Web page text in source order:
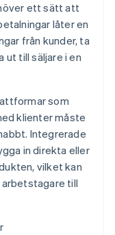
ett sätt att
låter en
från kunder, ta
till säljare i en
som
klienter måste
Integrerade
in direkta eller
vilket kan
till